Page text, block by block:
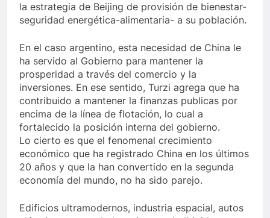
la estrategia de Beijing de provisión de bienestar-
seguridad energética-alimentaria- a su población.
En el caso argentino, esta necesidad de China le
ha servido al Gobierno para mantener la
prosperidad a través del comercio y la
inversiones. En ese sentido, Turzi agrega que ha
contribuido a mantener la finanzas publicas por
encima de la línea de flotación, lo cual a
fortalecido la posición interna del gobierno.
Lo cierto es que el fenomenal crecimiento
económico que ha registrado China en los últimos
20 años y que la han convertido en la segunda
economía del mundo, no ha sido parejo.
Edificios ultramodernos, industria espacial, autos